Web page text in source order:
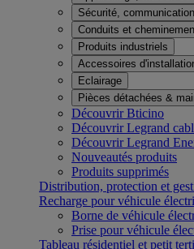
Sécurité,
Conduits et
Produits industriels
Accessoires
Eclairage
Pièces détachées &
Découvrir Bticino
Découvrir Legrand
Découvrir Legrand
Nouveautés produits
Produits supprimés
Distribution, protection et
Recharge pour véhicule
Borne de véhicule
Prise pour véhicule
Tableau résidentiel et petit